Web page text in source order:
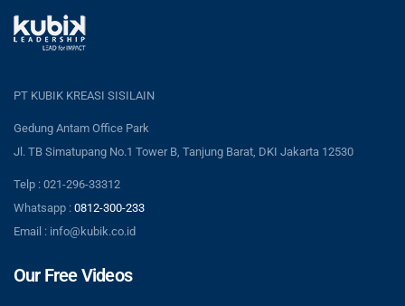
PT KUBIK KREASI SISILAIN
Gedung Antam Office Park
Jl. TB Simatupang No.1 Tower B, Tanjung Barat, DKI Jakarta 12530
Telp : 021-296-33312
Whatsapp : 0812-300-233
Email : info@kubik.co.id
Our Free Videos